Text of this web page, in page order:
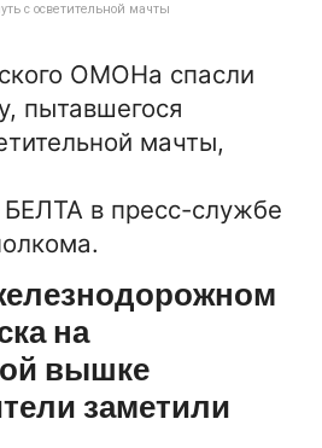
с осветительной мачты
ОМОНа спасли
пытавшегося
мачты,
БЕЛТА в пресс-службе
на
вышке
заметили